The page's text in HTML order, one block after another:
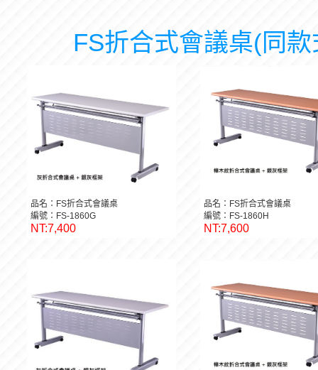
FS折合式會議桌(同款
品名：FS折合式會議桌
編號：FS-1860G
NT:7,400
品名：FS折合式會議桌
編號：FS-1860H
NT:7,600